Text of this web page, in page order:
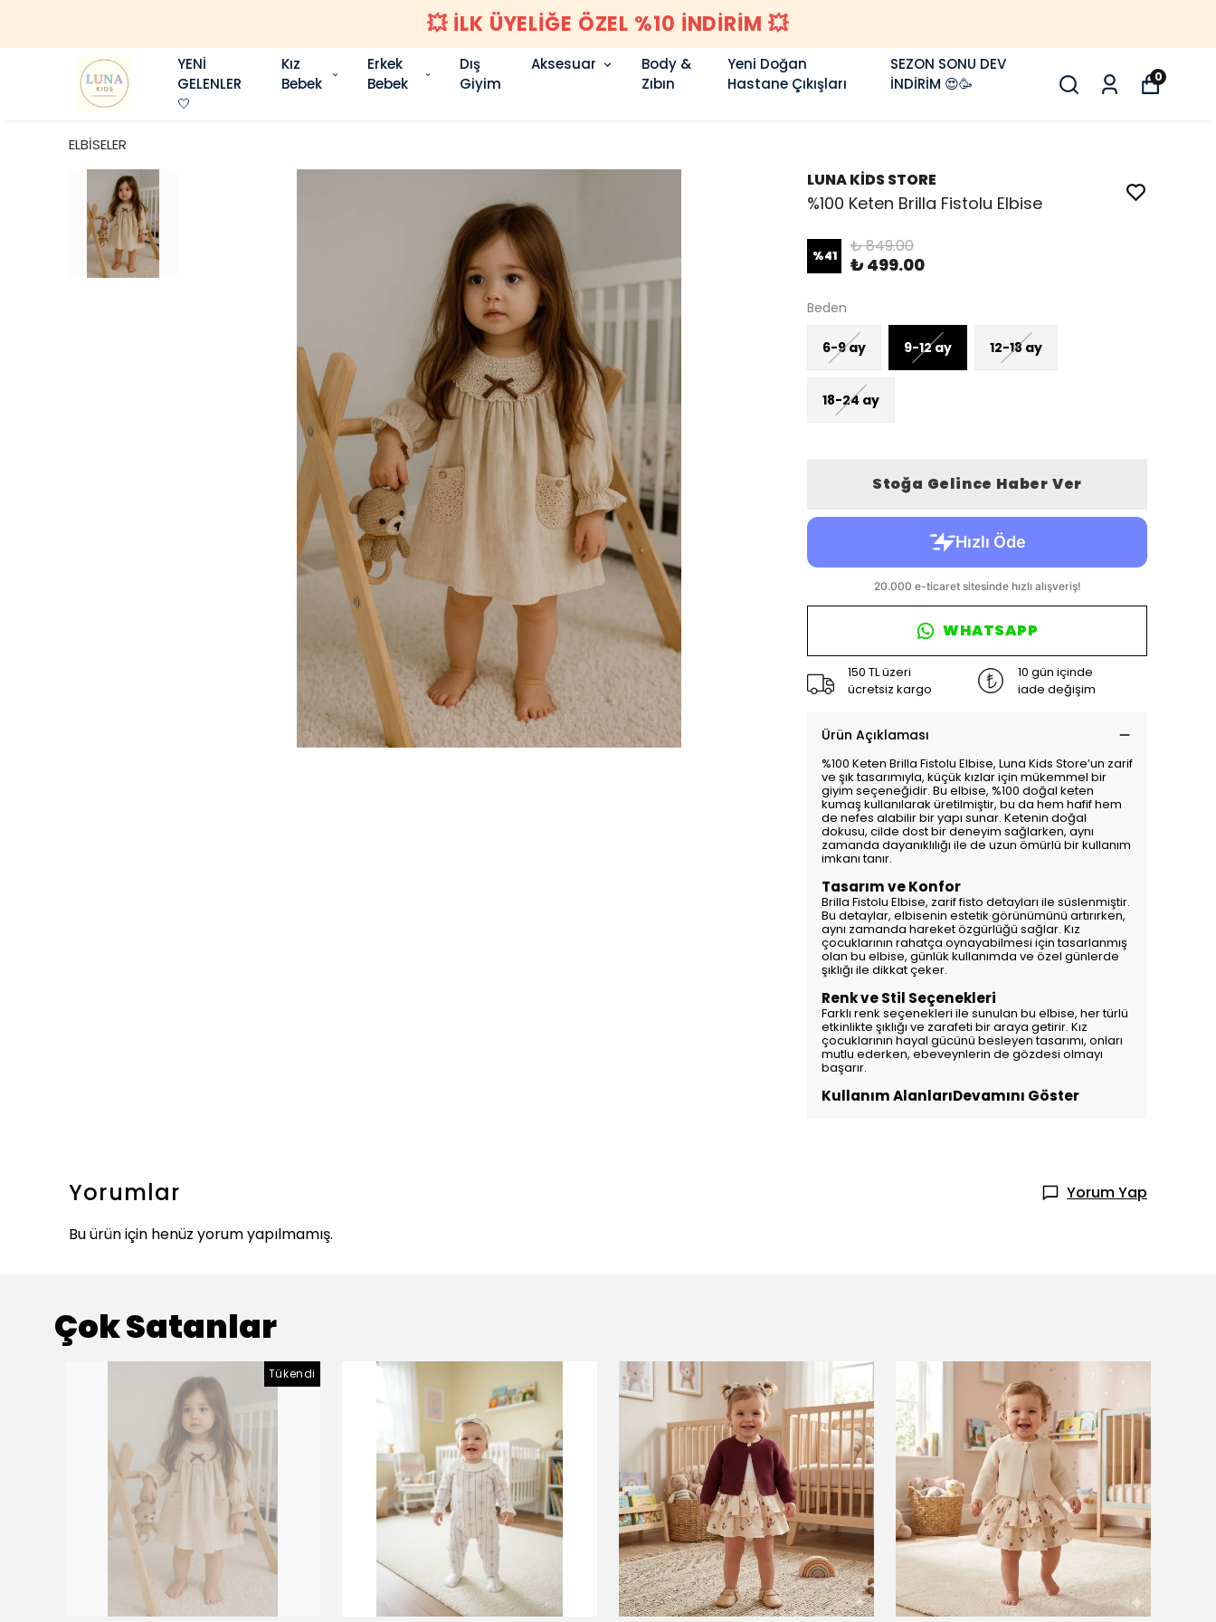
💥 İLK ÜYELİĞE ÖZEL %10 İNDİRİM 💥
YENİ
GELENLER
🤍
Kız
Bebek
Erkek
Bebek
Dış
Giyim
Aksesuar
Body &
Zıbın
Yeni Doğan
Hastane Çıkışları
SEZON SONU DEV
İNDİRİM 😍🥳
0
ELBİSELER
LUNA KİDS STORE
%100 Keten Brilla Fistolu Elbise
%41 ₺ 849.00
₺ 499.00
Beden
6-9 ay 9-12 ay 12-18 ay
18-24 ay
Stoğa Gelince Haber Ver
WHATSAPP
150 TL üzeri
ücretsiz kargo
10 gün içinde
iade değişim
Ürün Açıklaması
%100 Keten Brilla Fistolu Elbise, Luna Kids Store’un zarif
ve şık tasarımıyla, küçük kızlar için mükemmel bir
giyim seçeneğidir. Bu elbise, %100 doğal keten
kumaş kullanılarak üretilmiştir, bu da hem hafif hem
de nefes alabilir bir yapı sunar. Ketenin doğal
dokusu, cilde dost bir deneyim sağlarken, aynı
zamanda dayanıklılığı ile de uzun ömürlü bir kullanım
imkanı tanır.
Tasarım ve Konfor
Brilla Fistolu Elbise, zarif fisto detayları ile süslenmiştir.
Bu detaylar, elbisenin estetik görünümünü artırırken,
aynı zamanda hareket özgürlüğü sağlar. Kız
çocuklarının rahatça oynayabilmesi için tasarlanmış
olan bu elbise, günlük kullanımda ve özel günlerde
şıklığı ile dikkat çeker.
Renk ve Stil Seçenekleri
Farklı renk seçenekleri ile sunulan bu elbise, her türlü
etkinlikte şıklığı ve zarafeti bir araya getirir. Kız
çocuklarının hayal gücünü besleyen tasarımı, onları
mutlu ederken, ebeveynlerin de gözdesi olmayı
başarır.
Kullanım AlanlarıDevamını Göster
Yorumlar
Yorum Yap
Bu ürün için henüz yorum yapılmamış.
Çok Satanlar
Tükendi